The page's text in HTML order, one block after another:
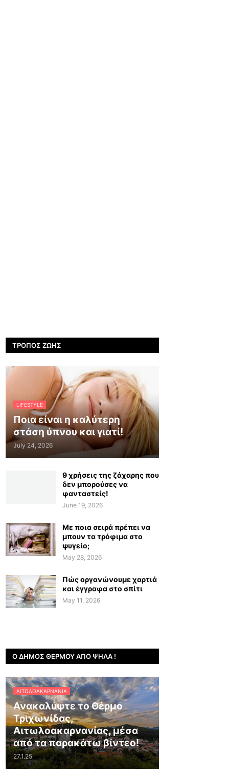
ΤΡΌΠΟΣ ΖΩΉΣ
LIFESTYLE
Ποια είναι η καλύτερη
στάση ύπνου και γιατί!
July 24, 2026
9 χρήσεις της ζάχαρης που
δεν μπορούσες να
φανταστείς!
June 19, 2026
Με ποια σειρά πρέπει να
μπουν τα τρόφιμα στο
ψυγείο;
May 28, 2026
Πώς οργανώνουμε χαρτιά
και έγγραφα στο σπίτι
May 11, 2026
Ο ΔΉΜΟΣ ΘΈΡΜΟΥ ΑΠΌ ΨΗΛΆ !
ΑΙΤΩΛΟΑΚΑΡΝΑΝΊΑ
Ανακαλύψτε το Θέρμο
Τριχωνίδας,
Αιτωλοακαρνανίας, μέσα
από τα παρακάτω βίντεο!
27.1.25